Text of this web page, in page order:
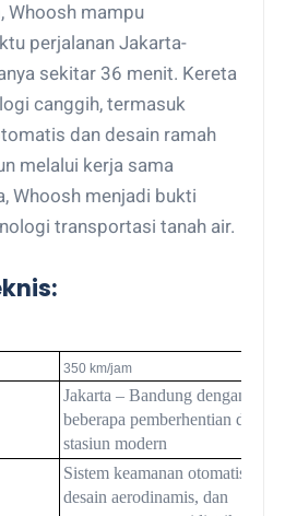
Whoosh mampu
perjalanan Jakarta-
sekitar 36 menit. Kereta
canggih, termasuk
dan desain ramah
melalui kerja sama
Whoosh menjadi bukti
transportasi tanah air.
350 km/jam
Jakarta – Bandung dengan
beberapa pemberhentian di
stasiun modern
Sistem keamanan otomatis,
desain aerodinamis, dan